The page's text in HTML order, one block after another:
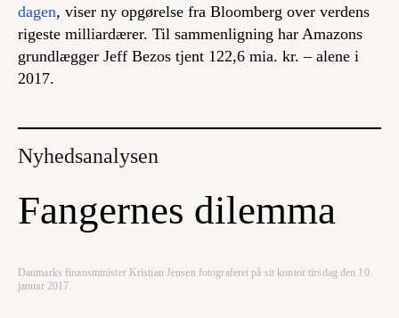
dagen, viser ny opgørelse fra Bloomberg over verdens
rigeste milliardærer. Til sammenligning har Amazons
grundlægger Jeff Bezos tjent 122,6 mia. kr. – alene i
2017.
Nyhedsanalysen
Fangernes dilemma
Danmarks finansminister Kristian Jensen fotograferet på sit kontor tirsdag den 10.
januar 2017.